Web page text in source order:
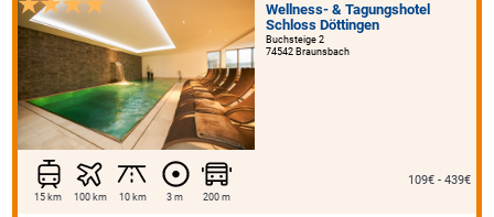
Wellness- & Tagungshotel
Schloss Döttingen
Buchsteige 2
74542 Braunsbach
15 km 100 km 10 km 3 m 200 m
109€ - 439€